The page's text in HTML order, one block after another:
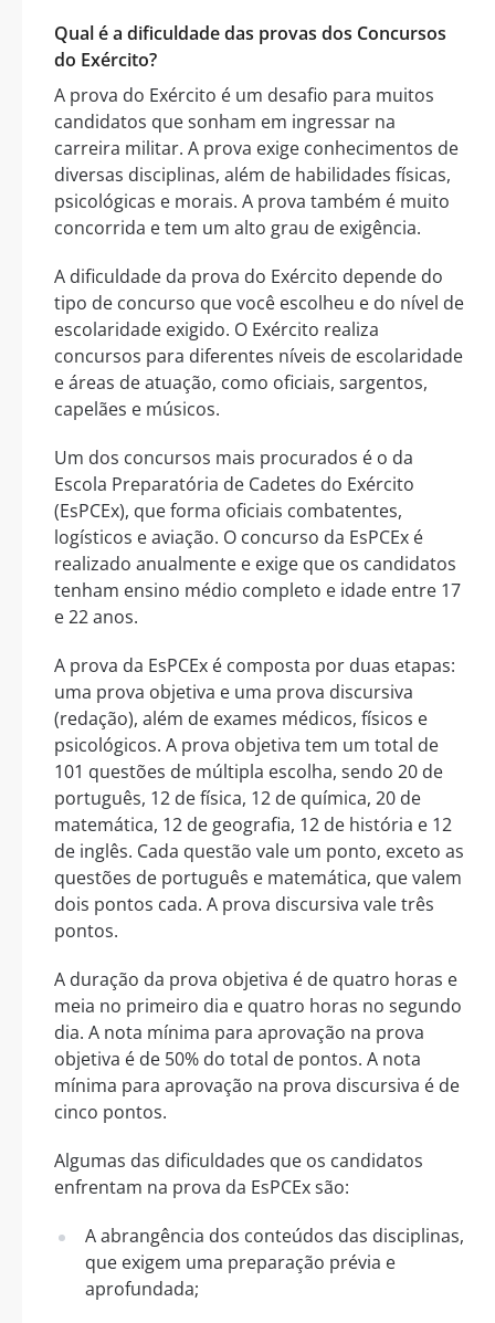
Qual é a dificuldade das provas dos Concursos
do Exército?
A prova do Exército é um desafio para muitos
candidatos que sonham em ingressar na
carreira militar. A prova exige conhecimentos de
diversas disciplinas, além de habilidades físicas,
psicológicas e morais. A prova também é muito
concorrida e tem um alto grau de exigência.
A dificuldade da prova do Exército depende do
tipo de concurso que você escolheu e do nível de
escolaridade exigido. O Exército realiza
concursos para diferentes níveis de escolaridade
e áreas de atuação, como oficiais, sargentos,
capelães e músicos.
Um dos concursos mais procurados é o da
Escola Preparatória de Cadetes do Exército
(EsPCEx), que forma oficiais combatentes,
logísticos e aviação. O concurso da EsPCEx é
realizado anualmente e exige que os candidatos
tenham ensino médio completo e idade entre 17
e 22 anos.
A prova da EsPCEx é composta por duas etapas:
uma prova objetiva e uma prova discursiva
(redação), além de exames médicos, físicos e
psicológicos. A prova objetiva tem um total de
101 questões de múltipla escolha, sendo 20 de
português, 12 de física, 12 de química, 20 de
matemática, 12 de geografia, 12 de história e 12
de inglês. Cada questão vale um ponto, exceto as
questões de português e matemática, que valem
dois pontos cada. A prova discursiva vale três
pontos.
A duração da prova objetiva é de quatro horas e
meia no primeiro dia e quatro horas no segundo
dia. A nota mínima para aprovação na prova
objetiva é de 50% do total de pontos. A nota
mínima para aprovação na prova discursiva é de
cinco pontos.
Algumas das dificuldades que os candidatos
enfrentam na prova da EsPCEx são:
A abrangência dos conteúdos das disciplinas,
que exigem uma preparação prévia e
aprofundada;